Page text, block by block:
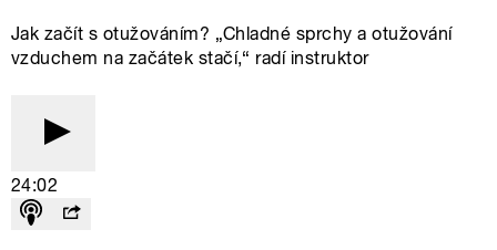
Jak začít s otužováním? „Chladné sprchy a otužování
vzduchem na začátek stačí,“ radí instruktor
24:02